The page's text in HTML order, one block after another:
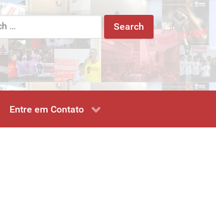
Entre em Contato